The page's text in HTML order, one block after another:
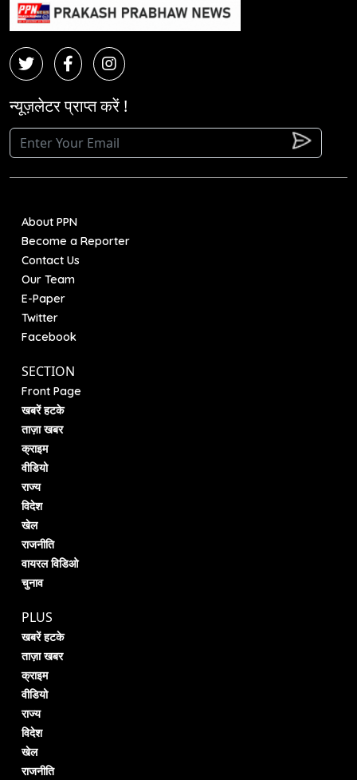
न्यूज़लेटर प्राप्त करें !
About PPN
Become a Reporter
Contact Us
Our Team
E-Paper
Twitter
Facebook
SECTION
Front Page
खबरें हटके
ताज़ा खबर
क्राइम
वीडियो
राज्य
विदेश
खेल
राजनीति
वायरल विडिओ
चुनाव
PLUS
खबरें हटके
ताज़ा खबर
क्राइम
वीडियो
राज्य
विदेश
खेल
राजनीति